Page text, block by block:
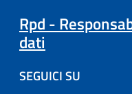
Rpd -
dati
SEGUICI SU